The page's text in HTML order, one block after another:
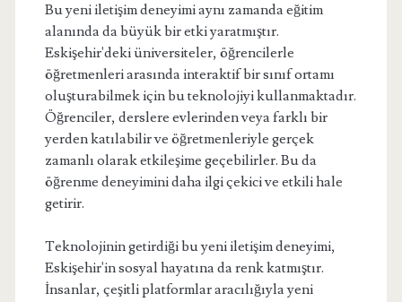
Bu yeni iletişim deneyimi aynı zamanda eğitim
alanında da büyük bir etki yaratmıştır.
Eskişehir'deki üniversiteler, öğrencilerle
öğretmenleri arasında interaktif bir sınıf ortamı
oluşturabilmek için bu teknolojiyi kullanmaktadır.
Öğrenciler, derslere evlerinden veya farklı bir
yerden katılabilir ve öğretmenleriyle gerçek
zamanlı olarak etkileşime geçebilirler. Bu da
öğrenme deneyimini daha ilgi çekici ve etkili hale
getirir.
Teknolojinin getirdiği bu yeni iletişim deneyimi,
Eskişehir'in sosyal hayatına da renk katmıştır.
İnsanlar, çeşitli platformlar aracılığıyla yeni